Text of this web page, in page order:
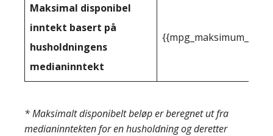
Maksimal disponibel
inntekt basert på
husholdningens
medianinntekt
* Maksimalt disponibelt beløp er beregnet ut fra
medianinntekten for en husholdning og deretter